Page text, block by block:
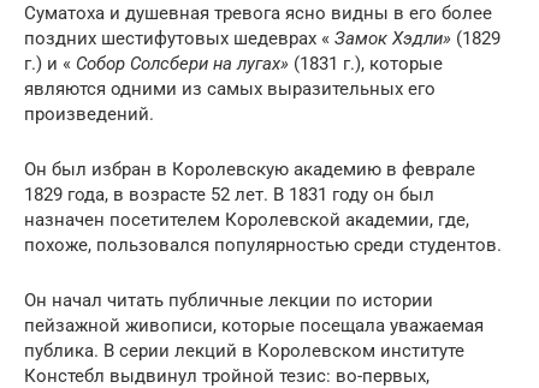
Суматоха и душевная тревога ясно видны в его более
поздних шестифутовых шедеврах « Замок Хэдли» (1829
г.) и « Собор Солсбери на лугах» (1831 г.), которые
являются одними из самых выразительных его
произведений.
Он был избран в Королевскую академию в феврале
1829 года, в возрасте 52 лет. В 1831 году он был
назначен посетителем Королевской академии, где,
похоже, пользовался популярностью среди студентов.
Он начал читать публичные лекции по истории
пейзажной живописи, которые посещала уважаемая
публика. В серии лекций в Королевском институте
Констебл выдвинул тройной тезис: во-первых,